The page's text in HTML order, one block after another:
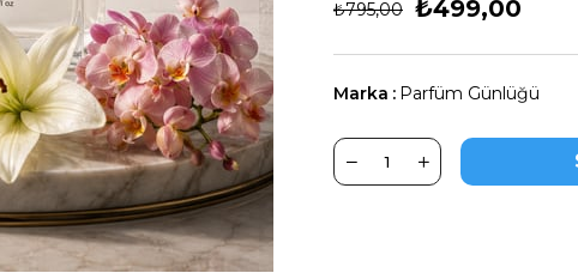
₺795,00 ₺499,00
Marka : Parfüm Günlüğü